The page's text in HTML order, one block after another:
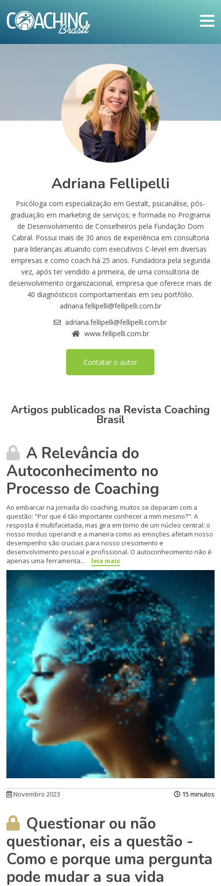
Adriana Fellipelli
Psicóloga com especialização em Gestalt, psicanálise, pós-
graduação em marketing de serviços; e formada no Programa
de Desenvolvimento de Conselheiros pela Fundação Dom
Cabral. Possui mais de 30 anos de experiência em consultoria
para lideranças atuando com executivos C-level em diversas
empresas e como coach há 25 anos. Fundadora pela segunda
vez, após ter vendido a primeira, de uma consultoria de
desenvolvimento organizacional, empresa que oferece mais de
40 diagnósticos comportamentais em seu portfólio.
adriana.fellipelli@fellipelli.com.br
adriana.fellipelli@fellipelli.com.br
www.fellipelli.com.br
Contatar o autor
Artigos publicados na Revista Coaching
Brasil
A Relevância do
Autoconhecimento no
Processo de Coaching
Ao embarcar na jornada do coaching, muitos se deparam com a
questão: "Por que é tão importante conhecer a mim mesmo?". A
resposta é multifacetada, mas gira em torno de um núcleo central: o
nosso modus operandi e a maneira como as emoções afetam nosso
desempenho são cruciais para nosso crescimento e
desenvolvimento pessoal e profissional. O autoconhecimento não é
apenas uma ferramenta...
leia mais
Novembro 2023 15 minutos
Questionar ou não
questionar, eis a questão -
Como e porque uma pergunta
pode mudar a sua vida